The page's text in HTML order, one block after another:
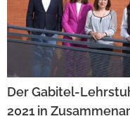
Der Gabitel-
2021 in